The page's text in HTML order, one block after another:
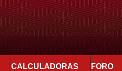
CALCULADORAS FORO